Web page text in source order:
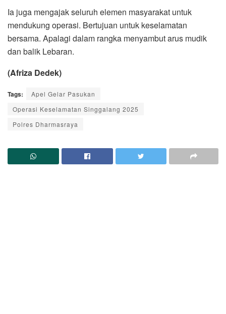
Ia juga mengajak seluruh elemen masyarakat untuk
mendukung operasi. Bertujuan untuk keselamatan
bersama. Apalagi dalam rangka menyambut arus mudik
dan balik Lebaran.
(Afriza Dedek)
Tags:
Apel Gelar Pasukan
Operasi Keselamatan Singgalang 2025
Polres Dharmasraya